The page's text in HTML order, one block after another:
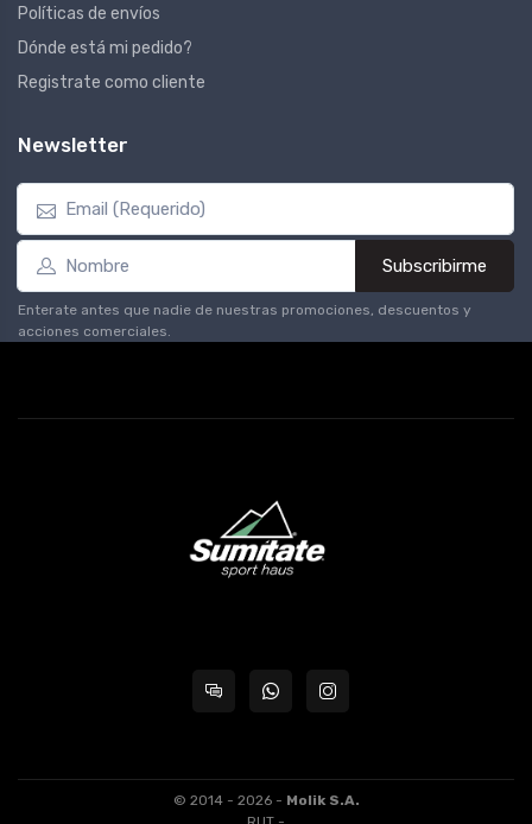
Políticas de envíos
Dónde está mi pedido?
Registrate como cliente
Newsletter
Subscribirme
Enterate antes que nadie de nuestras promociones, descuentos y
acciones comerciales.
© 2014 - 2026 - Molik S.A.